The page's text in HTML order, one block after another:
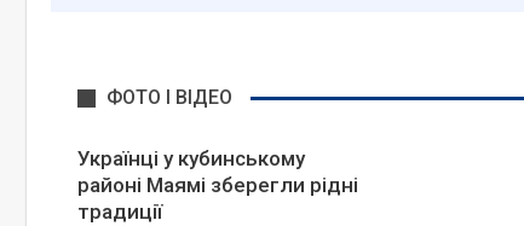
ФОТО І ВІДЕО
Українці у кубинському
районі Маямі зберегли рідні
традиції